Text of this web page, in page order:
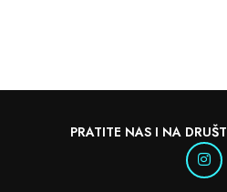
PRATITE NAS I NA